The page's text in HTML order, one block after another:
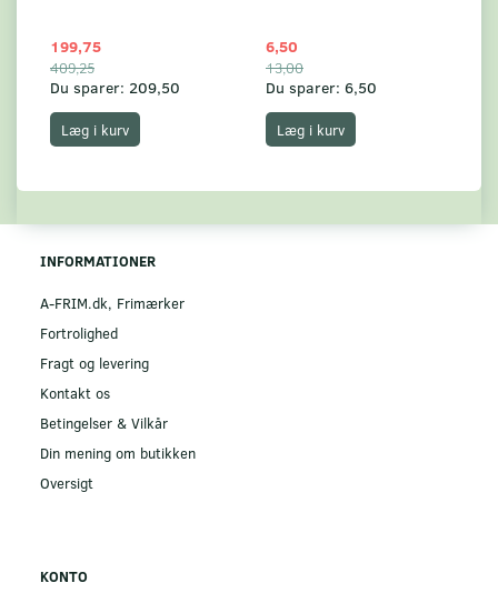
199,75
409,25
Du sparer: 209,50
Læg i kurv
6,50
13,00
Du sparer: 6,50
Læg i kurv
INFORMATIONER
A-FRIM.dk, Frimærker
Fortrolighed
Fragt og levering
Kontakt os
Betingelser & Vilkår
Din mening om butikken
Oversigt
KONTO